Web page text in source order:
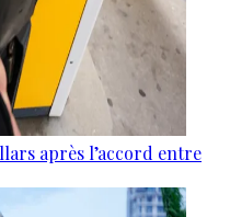
après l’accord entre